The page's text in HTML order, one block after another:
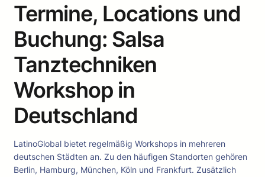
Termine, Locations und
Buchung: Salsa
Tanztechniken
Workshop in
Deutschland
LatinoGlobal bietet regelmäßig Workshops in mehreren
deutschen Städten an. Zu den häufigen Standorten gehören
Berlin, Hamburg, München, Köln und Frankfurt. Zusätzlich